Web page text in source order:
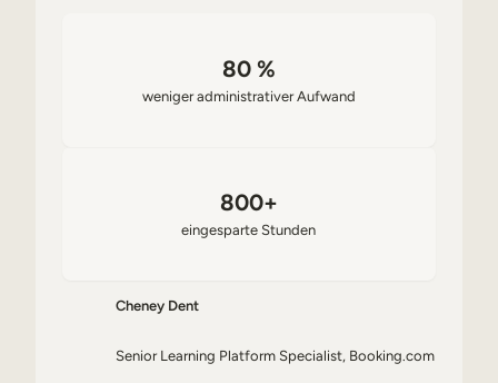
80 %
weniger administrativer Aufwand
800+
eingesparte Stunden
Cheney Dent
Senior Learning Platform Specialist, Booking.com